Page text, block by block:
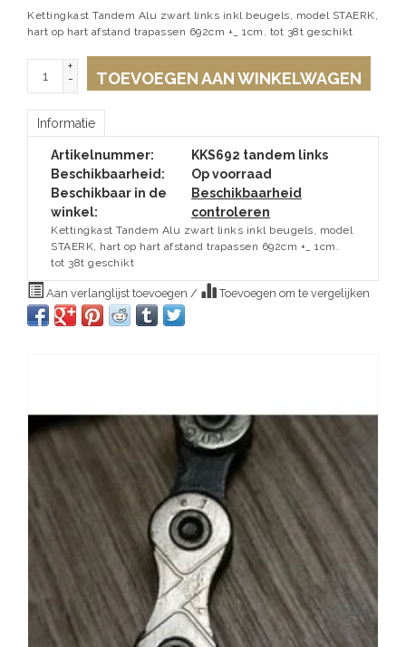
Kettingkast Tandem Alu zwart links inkl beugels, model STAERK,
hart op hart afstand trapassen 692cm +_ 1cm. tot 38t geschikt
+
-
TOEVOEGEN AAN WINKELWAGEN
Informatie
Artikelnummer:
KKS692 tandem links
Beschikbaarheid:
Op voorraad
Beschikbaar in de
winkel:
Beschikbaarheid
controleren
Kettingkast Tandem Alu zwart links inkl beugels, model
STAERK, hart op hart afstand trapassen 692cm +_ 1cm.
tot 38t geschikt
Aan verlanglijst toevoegen / Toevoegen om te vergelijken